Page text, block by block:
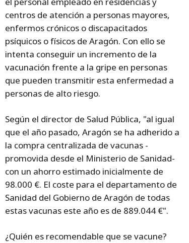
centros de atención a personas mayores,
enfermos crónicos o discapacitados
psíquicos o físicos de Aragón. Con ello se
intenta conseguir un incremento de la
vacunación frente a la gripe en personas
que pueden transmitir esta enfermedad a
personas de alto riesgo.
Según el director de Salud Pública, "al igual
que el año pasado, Aragón se ha adherido a
la compra centralizada de vacunas -
promovida desde el Ministerio de Sanidad-
con un ahorro estimado inicialmente de
98.000 €. El coste para el departamento de
Sanidad del Gobierno de Aragón de todas
estas vacunas este año es de 889.044 €".
¿Quién es recomendable que se vacune?